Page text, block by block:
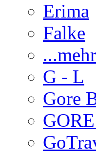
Erima
Falke
...mehr
G - L
Gore